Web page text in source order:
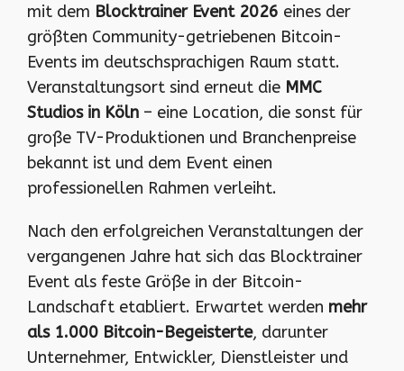
mit dem Blocktrainer Event 2026 eines der
größten Community-getriebenen Bitcoin-
Events im deutschsprachigen Raum statt.
Veranstaltungsort sind erneut die MMC
Studios in Köln – eine Location, die sonst für
große TV-Produktionen und Branchenpreise
bekannt ist und dem Event einen
professionellen Rahmen verleiht.
Nach den erfolgreichen Veranstaltungen der
vergangenen Jahre hat sich das Blocktrainer
Event als feste Größe in der Bitcoin-
Landschaft etabliert. Erwartet werden mehr
als 1.000 Bitcoin-Begeisterte, darunter
Unternehmer, Entwickler, Dienstleister und